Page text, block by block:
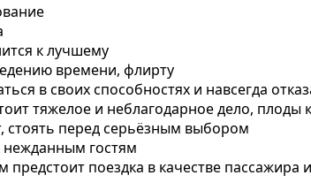
к лучшему
времени, флирту
в своих способностях и навсегда
тяжелое и неблагодарное дело, плоды
стоять перед серьёзным выбором
нежданным гостям
предстоит поездка в качестве